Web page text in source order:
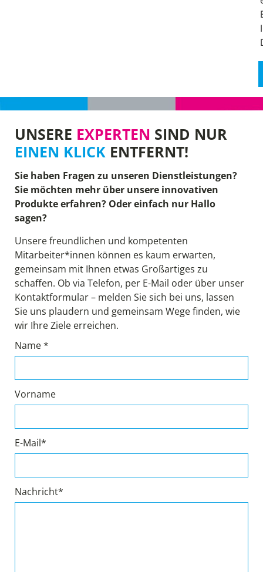
UNSERE EXPERTEN SIND NUR
EINEN KLICK ENTFERNT!
Sie haben Fragen zu unseren Dienstleistungen?
Sie möchten mehr über unsere innovativen
Produkte erfahren? Oder einfach nur Hallo
sagen?
Unsere freundlichen und kompetenten
Mitarbeiter*innen können es kaum erwarten,
gemeinsam mit Ihnen etwas Großartiges zu
schaffen. Ob via Telefon, per E-Mail oder über unser
Kontaktformular – melden Sie sich bei uns, lassen
Sie uns plaudern und gemeinsam Wege finden, wie
wir Ihre Ziele erreichen.
Name *
Vorname
E-Mail*
Nachricht*